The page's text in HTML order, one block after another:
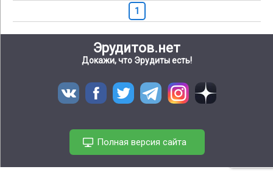
1
Эрудитов.нет
Докажи, что Эрудиты есть!
Полная версия сайта